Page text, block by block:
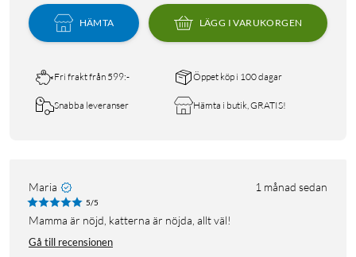
HÄMTA LÄGG I VARUKORGEN
Fri frakt från 599:- Öppet köp i 100 dagar
Snabba leveranser Hämta i butik, GRATIS!
Maria 1 månad sedan
5/5
Mamma är nöjd, katterna är nöjda, allt väl!
Gå till recensionen